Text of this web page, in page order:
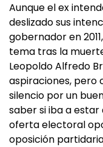
Aunque el ex
deslizado sus
gobernador en
tema tras la
Leopoldo Alfredo
aspiraciones, pero
silencio por un
saber si iba a
oferta electoral
oposición